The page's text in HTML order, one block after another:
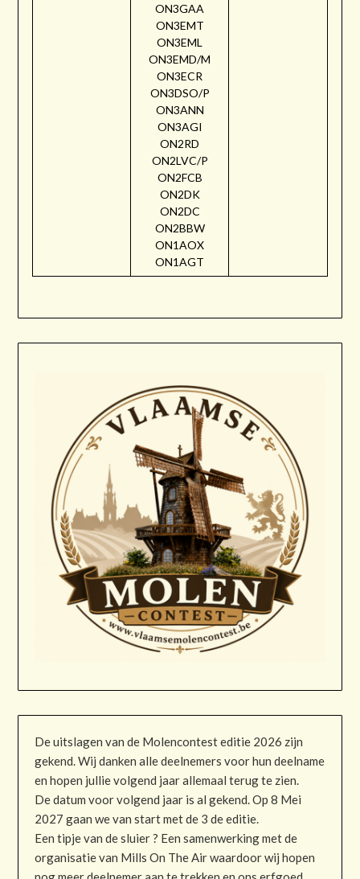
ON3GAA
ON3EMT
ON3EML
ON3EMD/M
ON3ECR
ON3DSO/P
ON3ANN
ON3AGI
ON2RD
ON2LVC/P
ON2FCB
ON2DK
ON2DC
ON2BBW
ON1AOX
ON1AGT
De uitslagen van de Molencontest editie 2026 zijn
gekend. Wij danken alle deelnemers voor hun deelname
en hopen jullie volgend jaar allemaal terug te zien.
De datum voor volgend jaar is al gekend. Op 8 Mei
2027 gaan we van start met de 3 de editie.
Een tipje van de sluier ? Een samenwerking met de
organisatie van Mills On The Air waardoor wij hopen